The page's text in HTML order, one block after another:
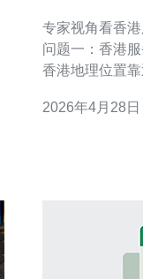
专家视角看香
问题一：香港
香港地理位置
（latency）与
2026年4月28日